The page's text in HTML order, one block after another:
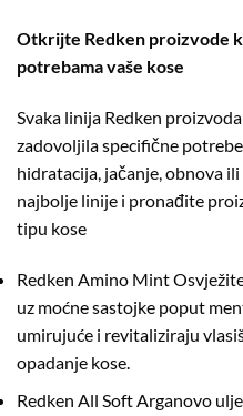
Otkrijte Redken proizvode
potrebama vaše kose
Svaka linija Redken
zadovoljila specifične
hidratacija, jačanje, obnova
najbolje linije i pronađite
tipu kose
Redken Amino Mint
uz moćne sastojke poput
umirujuće i revitaliziraju
opadanje kose.
Redken All SoftArganovo